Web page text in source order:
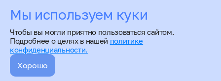
Настройка сортировщика
Мы используем куки
Чтобы вы могли приятно пользоваться сайтом.
Подробнее о целях в нашей политике
конфиденциальности.
Хорошо